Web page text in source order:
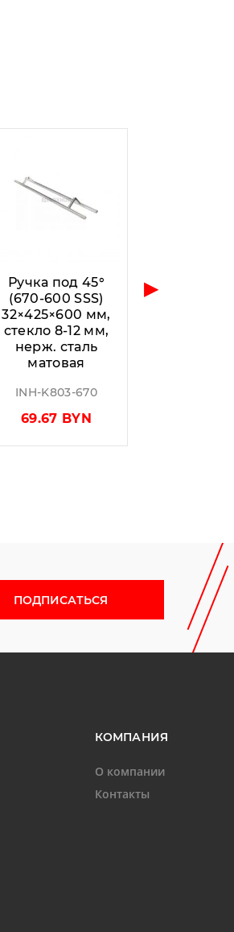
Ручка под 45°
(670-600 SSS)
32×425×600 мм,
стекло 8-12 мм,
нерж. сталь
матовая
INH-K803-670
69.67 BYN
▶
КОМПАНИЯ
О компании
Контакты